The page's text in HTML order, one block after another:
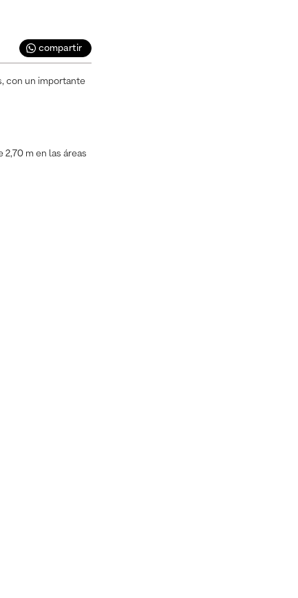
compartir
con un importante
m en las áreas